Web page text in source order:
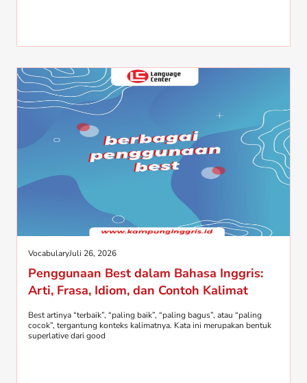
VocabularyJuli 26, 2026
Penggunaan Best dalam Bahasa Inggris:
Arti, Frasa, Idiom, dan Contoh Kalimat
Best artinya “terbaik”, “paling baik”, “paling bagus”, atau “paling
cocok”, tergantung konteks kalimatnya. Kata ini merupakan bentuk
superlative dari good